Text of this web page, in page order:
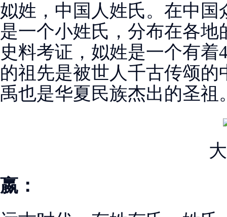
姒姓，中国人姓氏。在中
是一个小姓氏，分布在各地
史料考证，姒姓是一个有
的祖先是被世人千古传颂
禹也是华夏民族杰出的圣祖
嬴：